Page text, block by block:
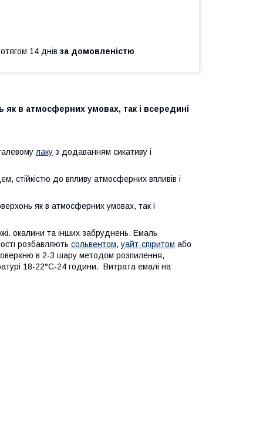
14 днів за домовленістю
в атмосферних умовах, так і всередині
лаку з додаванням сикативу і
стійкістю до впливу атмосферних впливів і
як в атмосферних умовах, так і
окалини та інших забруднень. Емаль
розбавляють сольвентом,уайт-спіритом або
в 2-3 шару методом розпилення,
18-22°С-24 години. Витрата емалі на